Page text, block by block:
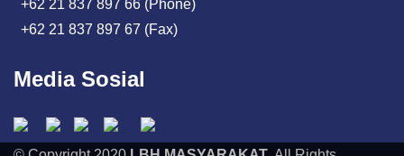
+62 21 837 897 66 (Phone)
+62 21 837 897 67 (Fax)
Media Sosial